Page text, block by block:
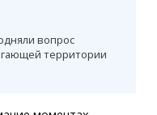
вопрос
территории